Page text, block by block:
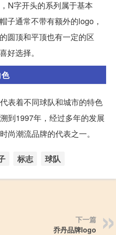
N字开头的系列属于基本
子通常不带有额外的logo，
圆顶和平顶也有一定的区
好选择。
表着不同球队和城市的特色
到1997年，经过多年的发展
尚潮流品牌的代表之一。
标志 球队
下一篇
乔丹品牌logo